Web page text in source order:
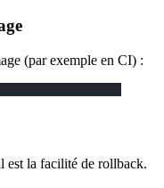
(par exemple en CI) :
est la facilité de rollback.